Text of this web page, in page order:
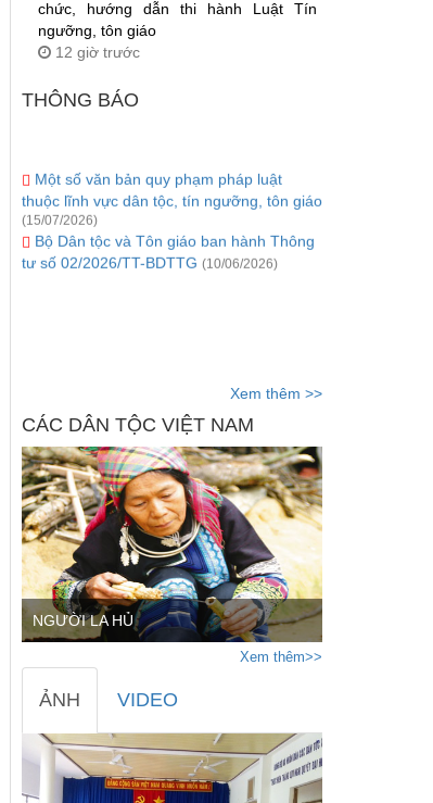
chức, hướng dẫn thi hành Luật Tín
ngưỡng, tôn giáo
12 giờ trước
THÔNG BÁO
thuộc lĩnh vực dân tộc, tín ngưỡng, tôn giáo
(15/07/2026)
Bộ Dân tộc và Tôn giáo ban hành Thông
tư số 02/2026/TT-BDTTG (10/06/2026)
Xem thêm >>
CÁC DÂN TỘC VIỆT NAM
NGƯỜI LA HỦ
Xem thêm>>
ẢNH VIDEO